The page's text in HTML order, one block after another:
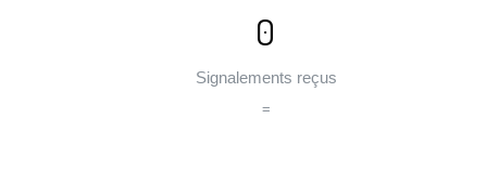
0
Signalements reçus
=